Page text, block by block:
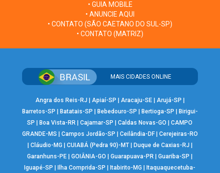
• GUIA MOBILE
• ANUNCIE AQUI
• CONTATO (SÃO CAETANO DO SUL-SP)
• CONTATO (MATRIZ)
MAIS CIDADES ONLINE
Angra dos Reis-RJ Apiaí-SP Aracaju-SE| Arujá-SP
Barretos-SP
Batatais-SP Bebedouro-SP Bertioga-SP
Birigui-
SP
Boa Vista-RR |Cajamar-SP |Caldas Novas-GO |CAMPO
GRANDE-MS
Campos Jordão-SP Ceilândia-DF| Cerejeiras-RO
Cláudio-MG CUIABÁ (Pedra 90)-MT| Duque de Caxias-RJ
Garanhuns-PE |GOIÂNIA-GO |Guarapuava-PR |Guariba-SP
Iguapé-SP
Ilha Comprida-SP Itabirito-MG
Itaquaquecetuba-